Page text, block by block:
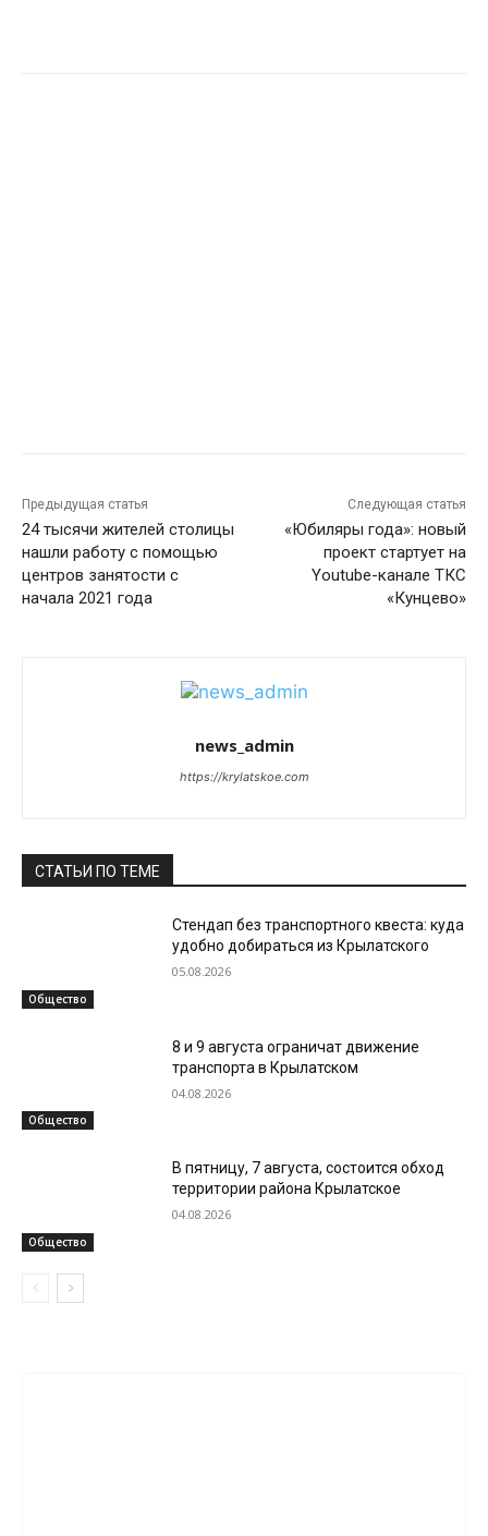
Предыдущая статья
24 тысячи жителей столицы
нашли работу с помощью
центров занятости с
начала 2021 года
Следующая статья
«Юбиляры года»: новый
проект стартует на
Youtube-канале ТКС
«Кунцево»
news_admin
https://krylatskoe.com
СТАТЬИ ПО ТЕМЕ
Общество
Стендап без транспортного квеста: куда
удобно добираться из Крылатского
05.08.2026
Общество
8 и 9 августа ограничат движение
транспорта в Крылатском
04.08.2026
Общество
В пятницу, 7 августа, состоится обход
территории района Крылатское
04.08.2026